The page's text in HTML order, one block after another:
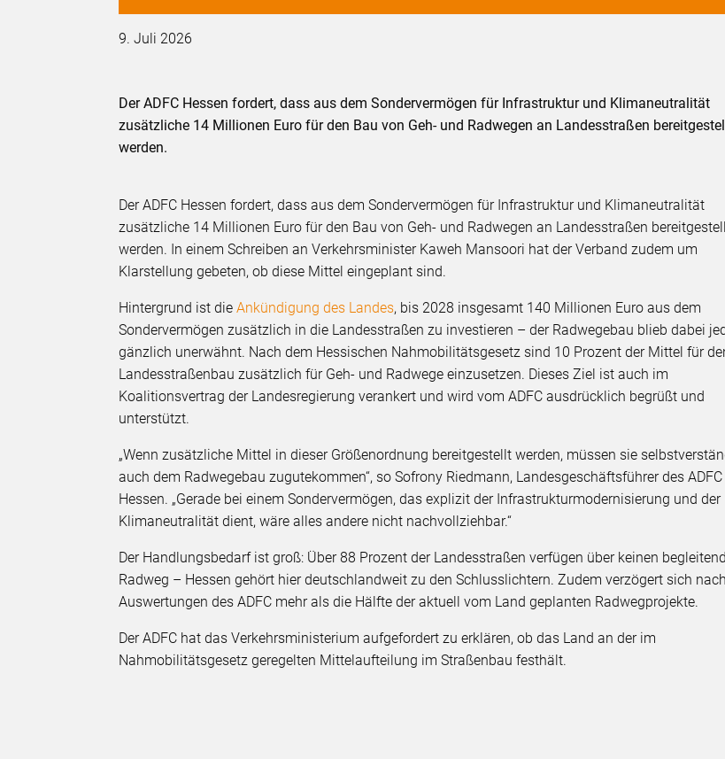
9. Juli 2026
Der ADFC Hessen fordert, dass aus dem Sondervermögen für Infrastruktur und Klimaneutralität
zusätzliche 14 Millionen Euro für den Bau von Geh- und Radwegen an Landesstraßen
werden.
Der ADFC Hessen fordert, dass aus dem Sondervermögen für Infrastruktur und Klimaneutralität
zusätzliche 14 Millionen Euro für den Bau von Geh- und Radwegen an Landesstraßen
werden. In einem Schreiben an Verkehrsminister Kaweh Mansoori hat der Verband zudem um
Klarstellung gebeten, ob diese Mittel eingeplant sind.
Hintergrund ist dieAnkündigung des Landes, bis 2028 insgesamt 140 Millionen Euro aus dem
Sondervermögen zusätzlich in die Landesstraßen zu investieren – der Radwegebau blieb dabei
gänzlich unerwähnt. Nach dem Hessischen Nahmobilitätsgesetz sind 10 Prozent der Mittel für
Landesstraßenbau zusätzlich für Geh- und Radwege einzusetzen. Dieses Ziel ist auch im
Koalitionsvertrag der Landesregierung verankert und wird vom ADFC ausdrücklich begrüßt und
unterstützt.
„Wenn zusätzliche Mittel in dieser Größenordnung bereitgestellt werden, müssen sie
auch dem Radwegebau zugutekommen“, so Sofrony Riedmann, Landesgeschäftsführer des ADFC
Hessen. „Gerade bei einem Sondervermögen, das explizit der Infrastrukturmodernisierung und der
Klimaneutralität dient, wäre alles andere nicht nachvollziehbar.“
Der Handlungsbedarf ist groß: Über 88 Prozent der Landesstraßen verfügen über keinen
Radweg – Hessen gehört hier deutschlandweit zu den Schlusslichtern. Zudem verzögert sich nach
Auswertungen des ADFC mehr als die Hälfte der aktuell vom Land geplanten Radwegprojekte.
Der ADFC hat das Verkehrsministerium aufgefordert zu erklären, ob das Land an der im
Nahmobilitätsgesetz geregelten Mittelaufteilung im Straßenbau festhält.